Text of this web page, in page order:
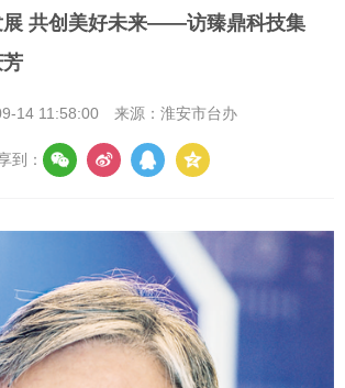
展 共创美好未来——访臻鼎科技集
14 11:58:00 来源：淮安市台办
到：